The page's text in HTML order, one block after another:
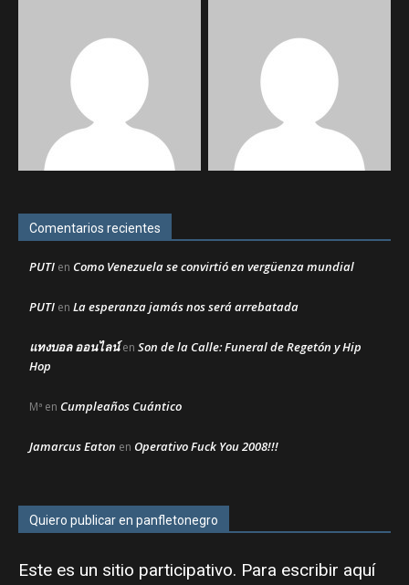
Comentarios recientes
PUTI en Como Venezuela se convirtió en vergüenza mundial
PUTI en La esperanza jamás nos será arrebatada
แทงบอล ออนไลน์en Son de la Calle: Funeral de Regetón y Hip
Hop
Mª en Cumpleaños Cuántico
Jamarcus Eaton en Operativo Fuck You 2008!!!
Quiero publicar en panfletonegro
Este es un sitio participativo. Para escribir aquí